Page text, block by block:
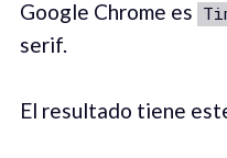
Google Chrome es
serif.
El resultado tiene